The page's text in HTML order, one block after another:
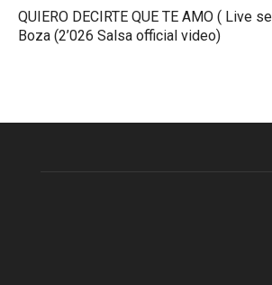
QUIERO DECIRTE QUE TE AMO ( Live
Boza (2’026 Salsa official video)